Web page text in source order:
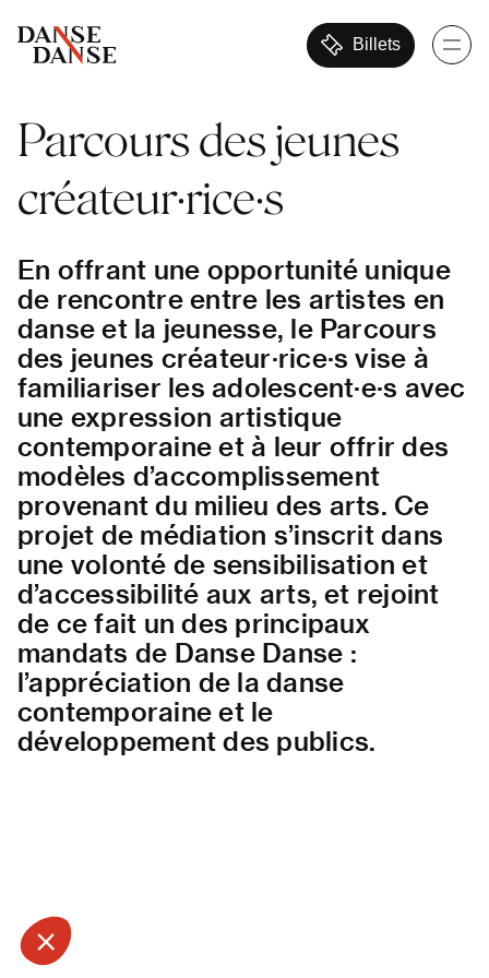
Billets
Parcours des jeunes
créateur·rice·s
En offrant une opportunité unique
de rencontre entre les artistes en
danse et la jeunesse, le Parcours
des jeunes créateur·rice·s vise à
familiariser les adolescent·e·s avec
une expression artistique
contemporaine et à leur offrir des
modèles d’accomplissement
provenant du milieu des arts. Ce
projet de médiation s’inscrit dans
une volonté de sensibilisation et
d’accessibilité aux arts, et rejoint
de ce fait un des principaux
mandats de Danse Danse :
l’appréciation de la danse
contemporaine et le
développement des publics.